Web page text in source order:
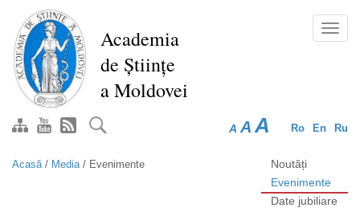
conţinutul
principal
Academia
de Științe
a Moldovei
Ro En Ru
A A A
Acasă/ Media/ Evenimente
Noutăți
Evenimente
Date jubiliare